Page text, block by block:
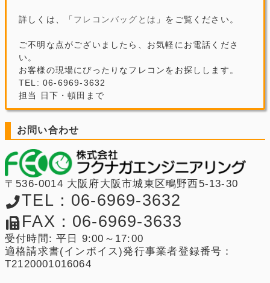
詳しくは、「 フレコンバッグとは 」をご覧ください。
ご不明な点がございましたら、お気軽にお電話くださ
い。
お客様の現場にぴったりなフレコンをお探しします。
TEL: 06-6969-3632
担当 日下・頓田まで
お問い合わせ
〒536-0014 大阪府大阪市城東区鴫野西5-13-30
TEL：06-6969-3632
FAX：06-6969-3633
受付時間: 平日 9:00～17:00
適格請求書(インボイス)発行事業者登録番号：
T2120001016064